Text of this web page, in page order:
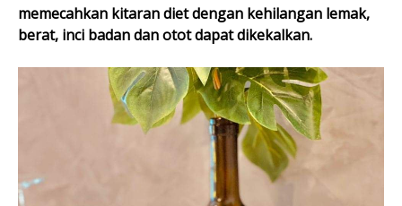
memecahkan kitaran diet dengan kehilangan lemak,
berat, inci badan dan otot dapat dikekalkan.